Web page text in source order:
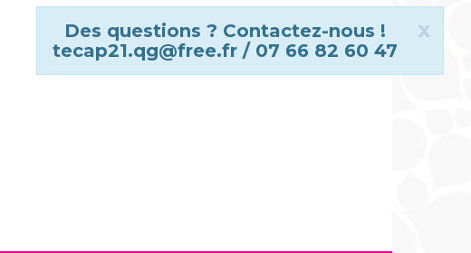
x
Des questions ? Contactez-nous !
tecap21.qg@free.fr / 07 66 82 60 47